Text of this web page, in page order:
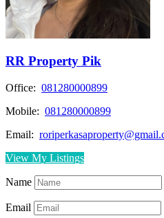
RR Property Pik
Office: 081280000899
Mobile: 081280000899
Email:
View My Listings
Name
Email